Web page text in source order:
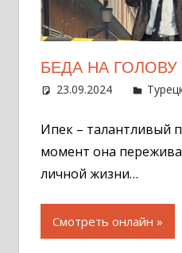
БЕДА НА ГОЛОВУ
23.09.2024
Ипек – талантливый
момент она
личной жизни…
Смотреть онлайн